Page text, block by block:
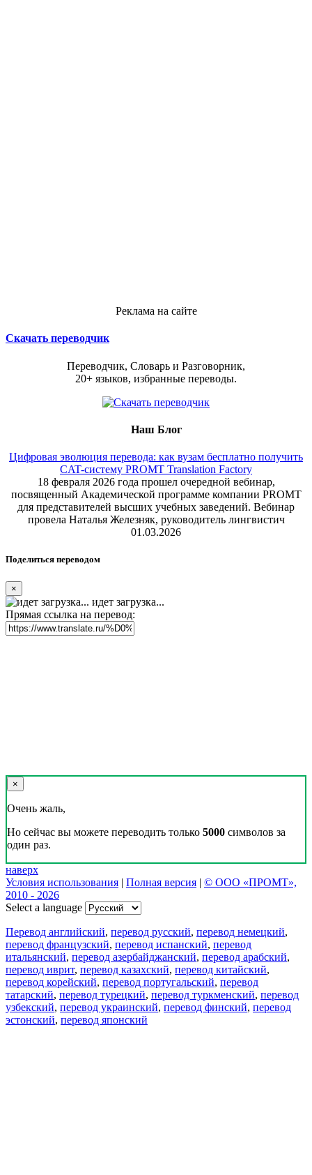
Реклама на сайте
Скачать переводчик
Переводчик, Словарь и Разговорник,
20+ языков, избранные переводы.
Наш Блог
Цифровая эволюция перевода: как вузам бесплатно получить
CAT-систему PROMT Translation Factory
18 февраля 2026 года прошел очередной вебинар,
посвященный Академической программе компании PROMT
для представителей высших учебных заведений. Вебинар
провела Наталья Железняк, руководитель лингвистич
01.03.2026
Поделиться переводом
×
идет загрузка...
Прямая ссылка на перевод:
×
Очень жаль,
Но сейчас вы можете переводить только 5000 символов за
один раз.
наверх
Условия использования | Полная версия | © ООО «ПРОМТ»,
2010 - 2026
Select a language
Перевод английский, перевод русский, перевод немецкий,
перевод французский, перевод испанский, перевод
итальянский, перевод азербайджанский, перевод арабский,
перевод иврит, перевод казахский, перевод китайский,
перевод корейский, перевод португальский, перевод
татарский, перевод турецкий, перевод туркменский, перевод
узбекский, перевод украинский, перевод финский, перевод
эстонский, перевод японский